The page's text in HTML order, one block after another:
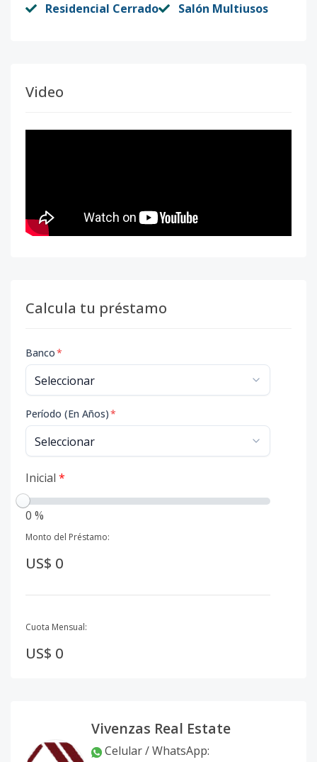
Residencial Cerrado Salón Multiusos
Video
Calcula tu préstamo
Banco*
Período (En Años)*
Inicial *
0 %
Monto del Préstamo:
US$ 0
Cuota Mensual:
US$ 0
Vivenzas Real Estate
Celular / WhatsApp: